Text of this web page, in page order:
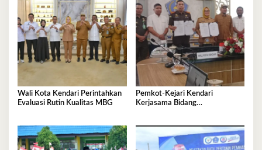
Wali Kota Kendari Perintahkan
Evaluasi Rutin Kualitas MBG
Pemkot-Kejari Kendari
Kerjasama Bidang